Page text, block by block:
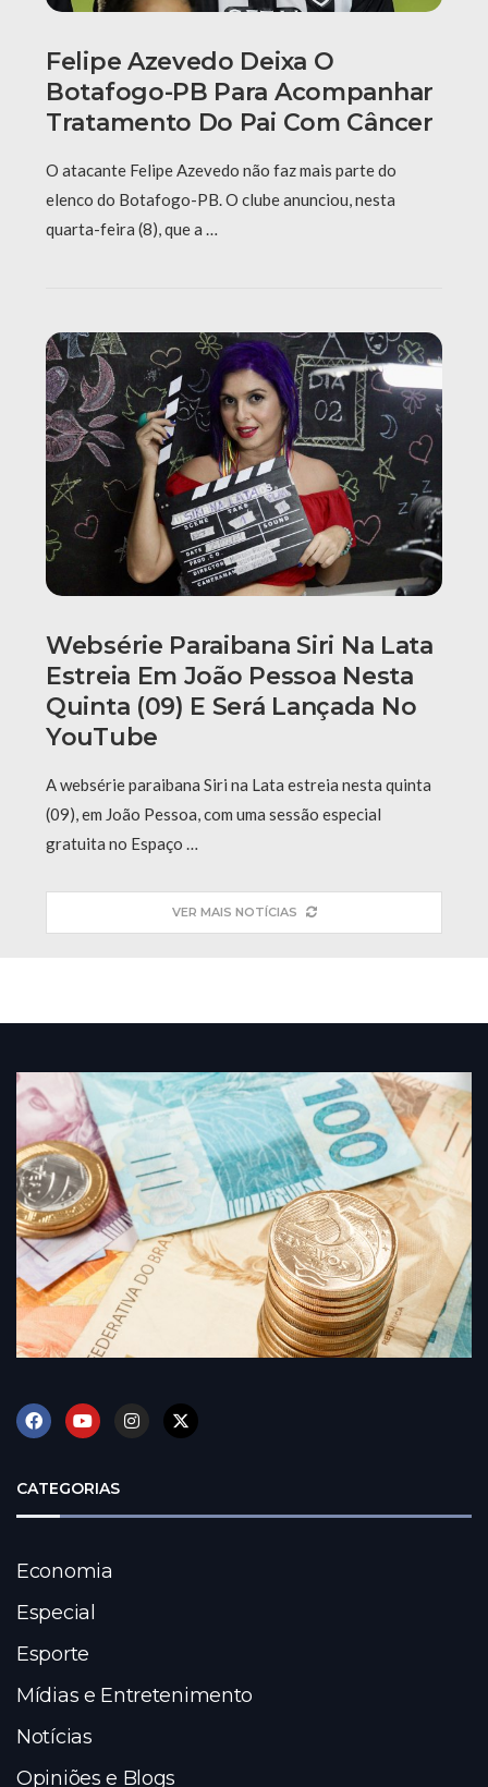
Felipe Azevedo Deixa O
Botafogo-PB Para Acompanhar
Tratamento Do Pai Com Câncer
O atacante Felipe Azevedo não faz mais parte do
elenco do Botafogo-PB. O clube anunciou, nesta
quarta-feira (8), que a …
Websérie Paraibana Siri Na Lata
Estreia Em João Pessoa Nesta
Quinta (09) E Será Lançada No
YouTube
A websérie paraibana Siri na Lata estreia nesta quinta
(09), em João Pessoa, com uma sessão especial
gratuita no Espaço …
VER MAIS NOTÍCIAS
CATEGORIAS
Economia
Especial
Esporte
Mídias e Entretenimento
Notícias
Opiniões e Blogs